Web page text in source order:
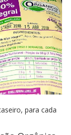
para cada